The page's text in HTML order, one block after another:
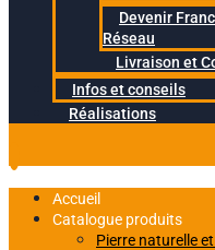
Devenir
Réseau
Livraison et
Infos et conseils
Réalisations
Accueil
Catalogue produits
Pierre naturelle